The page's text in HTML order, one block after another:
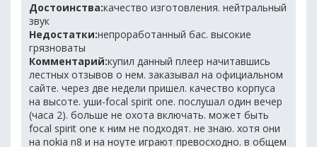
Достоинства:качество изготовления. нейтральный
звук
Недостатки:непроработанный бас. высокие
грязноваты
Комментарий:купил данный плеер начитавшись
лестных отзывов о нем. заказывал на официальном
сайте. через две недели пришел. качество корпуса
на высоте. уши-focal spirit one. послушал один вечер
(часа 2). больше не охота включать. может быть
focal spirit one к ним не подходят. не знаю. хотя они
на nokia n8 и на ноуте играют превосходно. в общем